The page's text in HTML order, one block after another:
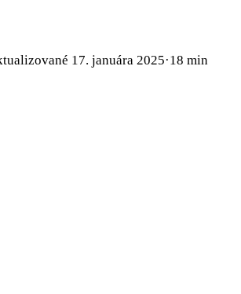
17. januára 2025·18 min